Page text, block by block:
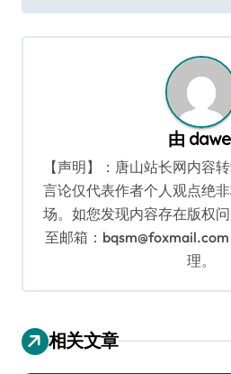
导
由
【声明】：唐山站长网内容
言论仅代表作者个人观点绝
场。如您发现内容存在版权
至邮箱：
理。
相关文章